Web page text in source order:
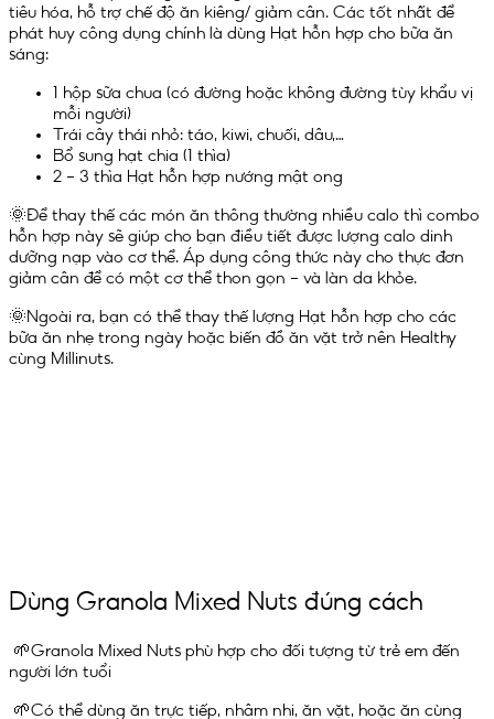
tiêu hóa, hỗ trợ chế độ ăn kiêng/ giảm cân.
Các tốt nhất để
phát huy công dụng chính là dùng Hạt hỗn hợp cho bữa ăn
sáng:
1 hộp sữa chua (có đường hoặc không đường tùy khẩu vị
mỗi người)
Trái cây thái nhỏ: táo, kiwi, chuối, dâu,…
Bổ sung hạt chia (1 thìa)
2 – 3 thìa Hạt hỗn hợp nướng mật ong
🌞Để thay thế các món ăn thông thường nhiều calo thì combo
hỗn hợp này sẽ giúp cho bạn điều tiết được lượng calo dinh
dưỡng nạp vào cơ thể. Áp dụng công thức này cho thực đơn
giảm cân để có một cơ thể thon gọn – và làn da khỏe.
🌞Ngoài ra, bạn có thể thay thế lượng Hạt hỗn hợp cho các
bữa ăn nhẹ trong ngày hoặc biến đồ ăn vặt trở nên Healthy
cùng Millinuts.
Dùng Granola Mixed Nuts đúng cách
🌱Granola Mixed Nuts phù hợp cho đối tượng từ trẻ em đến
người lớn tuổi
🌱Có thể dùng ăn trực tiếp, nhâm nhi, ăn vặt, hoặc ăn cùng